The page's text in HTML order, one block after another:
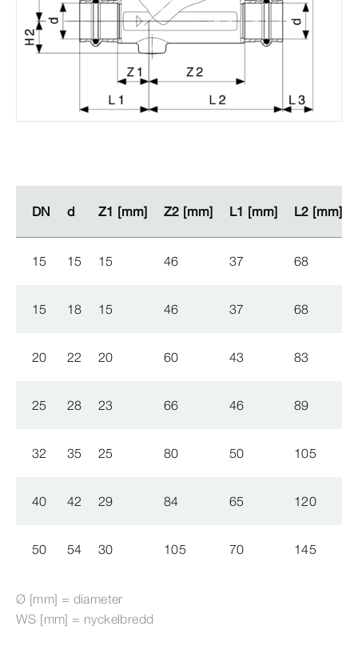
DN d Z1 [mm] Z2 [mm] L1 [mm] L2 [mm]
DN d Z1 [mm] Z2 [mm] L1 [mm] L2 [mm]
15 15 15 46 37 68
15 18 15 46 37 68
20 22 20 60 43 83
25 28 23 66 46 89
32 35 25 80 50 105
40 42 29 84 65 120
50 54 30 105 70 145
Ø [mm] = diameter
WS [mm] = nyckelbredd